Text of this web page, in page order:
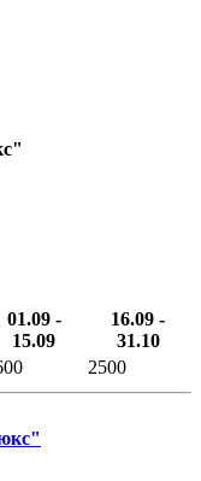
01.09 -
15.09
16.09 -
31.10
2500